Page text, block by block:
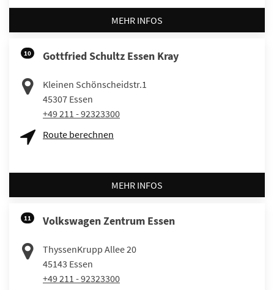
MEHR INFOS
10 Gottfried Schultz Essen Kray
Kleinen Schönscheidstr.1
45307 Essen
+49 211 - 92323300
Route berechnen
MEHR INFOS
11 Volkswagen Zentrum Essen
ThyssenKrupp Allee 20
45143 Essen
+49 211 - 92323300